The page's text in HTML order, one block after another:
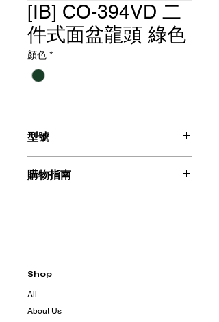
[IB] CO-394VD 二
件式面盆龍頭 綠色
顏色 *
型號
購物指南
Shop
All
About Us